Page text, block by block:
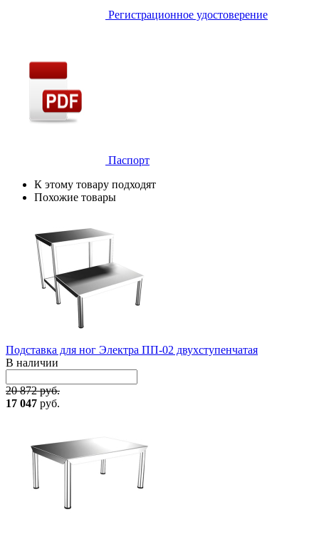
Регистрационное удостоверение
Паспорт
К этому товару подходят
Похожие товары
Подставка для ног Электра ПП-02 двухступенчатая
В наличии
20 872 руб.
17 047 руб.